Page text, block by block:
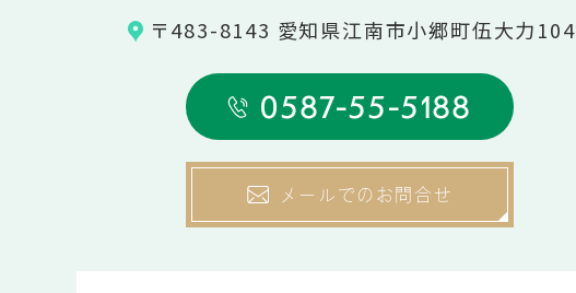
〒483-8143 愛知県江南市小郷町伍大力104
0587-55-5188
メールでのお問合せ